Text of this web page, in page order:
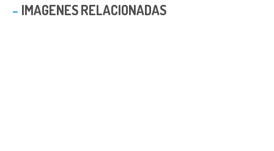
IMAGENES RELACIONADAS